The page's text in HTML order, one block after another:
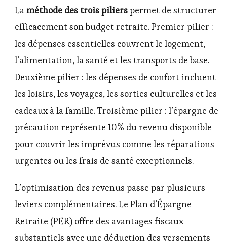
Laméthode des trois pilierspermet de structurer
efficacement son budget retraite. Premier pilier :
les dépenses essentielles couvrent le logement,
l’alimentation, la santé et les transports de base.
Deuxième pilier : les dépenses de confort incluent
les loisirs, les voyages, les sorties culturelles et les
cadeaux à la famille. Troisième pilier : l’épargne de
précaution représente 10% du revenu disponible
pour couvrir les imprévus comme les réparations
urgentes ou les frais de santé exceptionnels.
L’optimisation des revenus passe par plusieurs
leviers complémentaires. Le Plan d’Épargne
Retraite (PER) offre des avantages fiscaux
substantiels avec une déduction des versements